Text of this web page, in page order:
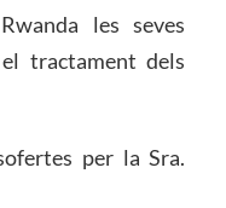
les seves
tractament dels
per la Sra.